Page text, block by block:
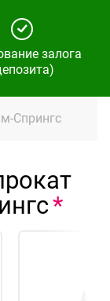
залога
Спрингс